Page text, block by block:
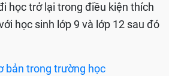
học trở lại trong điều kiện thích
học sinh lớp 9 và lớp 12 sau đó
bản trong trường học